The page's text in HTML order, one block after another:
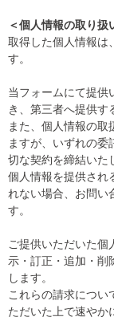
＜個人情報の取り扱
取得した個人情報は
す。
当フォームにて提供
き、第三者へ提供す
また、個人情報の取
ますが、いずれの
切な契約を締結いた
個人情報を提供され
れない場合、お問い
す。
ご提供いただいた個
示・訂正・追加・削
します。
これらの請求につい
ただいた上で速やか